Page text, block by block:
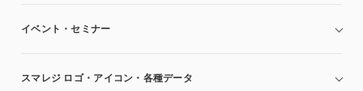
イベント・セミナー
スマレジ ロゴ・アイコン・各種データ